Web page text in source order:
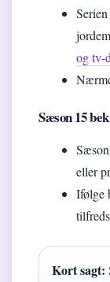
og tv-
Sæson 15
eller
Ifølge
Kort sagt: